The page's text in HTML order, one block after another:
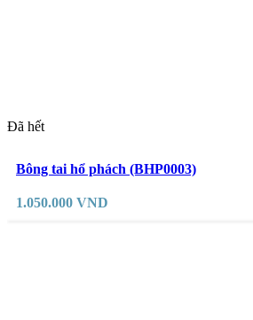
Đã hết
Yêu thích
Bông tai hổ phách (BHP0003)
1.050.000 VND